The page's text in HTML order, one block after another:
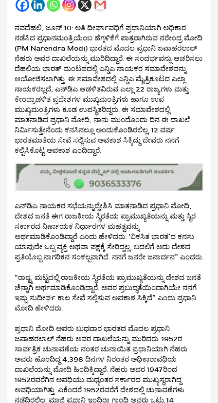
ನವದೆಹಲಿ, ಜೂನ್ 10: ಅತಿ ದೀರ್ಘಾವಧಿಗೆ ಪ್ರಧಾನಿಯಾಗಿ ಅಧಿಕಾರ
ನಡೆಸಿದ ಪ್ರಧಾನಮಂತ್ರಿಯೆಂಬ ಹೆಗ್ಗಳಿಕೆಗೆ ಪಾತ್ರರಾಗಿರುವ ನರೇಂದ್ರ ಮೋದಿ
(PM Narendra Modi) ಭಾರತದ ಮೊದಲ ಪ್ರಧಾನಿ ಜವಾಹರಲಾಲ್
ನೆಹರು ಅವರ ದಾಖಲೆಯನ್ನು ಮುರಿದಿದ್ದಾರೆ. ಈ ಸಂದರ್ಭವನ್ನು ಆಚರಿಸಲು
ದೆಹಲಿಯ ಭಾರತ್ ಮಂಟಪದಲ್ಲಿ ಎನ್ಡಿಎ ನಾಯಕರ ಸಮಾವೇಶವನ್ನು
ಆಯೋಜಿಸಲಾಗಿತ್ತು. ಈ ಸಮಾವೇಶದಲ್ಲಿ ಎನ್ಡಿಎ ಮೈತ್ರಿಕೂಟದ ಎಲ್ಲಾ
ನಾಯಕರಲ್ಲದೆ, ಎನ್‌ಡಿಎ ಆಡಳಿತವಿರುವ ಎಲ್ಲಾ 22 ರಾಜ್ಯಗಳು ಮತ್ತು
ಕೇಂದ್ರಾಡಳಿತ ಪ್ರದೇಶಗಳ ಮುಖ್ಯಮಂತ್ರಿಗಳು ಹಾಗೂ ಉಪ
ಮುಖ್ಯಮಂತ್ರಿಗಳು ಕೂಡ ಉಪಸ್ಥಿತರಿದ್ದರು. ಈ ಸಮಾವೇಶದಲ್ಲಿ
ಮಾತನಾಡಿದ ಪ್ರಧಾನಿ ಮೋದಿ, ನಾನು ಮುಂದೊಂದು ದಿನ ಈ ದಾಖಲೆ
ನಿರ್ಮಿಸುತ್ತೇನೆಂದು ಕನಸಿನಲ್ಲೂ ಅಂದುಕೊಂಡಿರಲಿಲ್ಲ. 12 ವರ್ಷ
ಭಾರತಮಾತೆಯ ಸೇವೆ ಸಲ್ಲಿಸುವ ಅವಕಾಶ ಸಿಕ್ಕಿದ್ದು ದೇವರು ನನಗೆ
ಕಲ್ಪಿಸಿಕೊಟ್ಟ ಅವಕಾಶ ಎಂದಿದ್ದಾರೆ.
ಎನ್‌ಡಿಎ ನಾಯಕರ ಸಭೆಯನ್ನುದ್ದೇಶಿಸಿ ಮಾತನಾಡಿದ ಪ್ರಧಾನಿ ಮೋದಿ,
ದೇಶದ ಜನತೆ ಈಗ ರಾಜಕೀಯ ಸ್ಥಿರತೆಯ ಪ್ರಾಮುಖ್ಯತೆಯನ್ನು ಮತ್ತು ಸ್ಥಿರ
ಸರ್ಕಾರದ ನಿರ್ಣಾಯಕ ನಿರ್ಧಾರಗಳ ಮಹತ್ವವನ್ನು
ಅರ್ಥಮಾಡಿಕೊಂಡಿದ್ದಾರೆ ಎಂದು ಹೇಳಿದರು. ‘ವಿಕಸಿತ ಭಾರತ’ದ ಕನಸು
ಯಾವುದೇ ಒಬ್ಬ ವ್ಯಕ್ತಿ ಅಥವಾ ಪಕ್ಷಕ್ಕೆ ಸೇರಿದ್ದಲ್ಲ, ಬದಲಿಗೆ ಅದು ದೇಶದ
ಪ್ರತಿಯೊಬ್ಬ ನಾಗರಿಕನ ಸಂಕಲ್ಪವಾಗಿದೆ. ನನಗೆ ಜನರೇ ಜನಾರ್ದನ” ಎಂದರು.
“ರಾಷ್ಟ್ರ ಮಟ್ಟದಲ್ಲಿ ರಾಜಕೀಯ ಸ್ಥಿರತೆಯ ಪ್ರಾಮುಖ್ಯತೆಯನ್ನು ದೇಶದ ಜನತೆ
ಚೆನ್ನಾಗಿ ಅರ್ಥಮಾಡಿಕೊಂಡಿದ್ದಾರೆ. ಅವರ ಪ್ರಬುದ್ಧತೆಯಿಂದಾಗಿಯೇ ನನಗೆ
ಇಷ್ಟು ಸುದೀರ್ಘ ಕಾಲ ಸೇವೆ ಸಲ್ಲಿಸುವ ಅವಕಾಶ ಸಿಕ್ಕಿದೆ” ಎಂದು ಪ್ರಧಾನಿ
ಮೋದಿ ಹೇಳಿದರು.
ಪ್ರಧಾನಿ ಮೋದಿ ಅವರು ಬುಧವಾರ ಭಾರತದ ಮೊದಲ ಪ್ರಧಾನಿ
ಜವಾಹರಲಾಲ್ ನೆಹರು ಅವರ ದಾಖಲೆಯನ್ನು ಮುರಿದರು. 1952ರ
ಸಾರ್ವತ್ರಿಕ ಚುನಾವಣೆಯ ನಂತರ ಚುನಾಯಿತ ಪ್ರಧಾನಿಯಾಗಿ ನೆಹರು
ಅವರು ಹೊಂದಿದ್ದ 4,398 ದಿನಗಳ ನಿರಂತರ ಅಧಿಕಾರಾವಧಿಯ
ದಾಖಲೆಯನ್ನು ಮೋದಿ ಹಿಂದಿಕ್ಕಿದ್ದಾರೆ. ನೆಹರು ಅವರ 1947ರಿಂದ
1952ರವರೆಗಿನ ಅವಧಿಯು ಮಧ್ಯಂತರ ಸರ್ಕಾರದ ಮುಖ್ಯಸ್ಥರಾಗಿದ್ದ
ಅವಧಿಯಾಗಿತ್ತು. ಏಕೆಂದರೆ 1952ರವರೆಗೆ ದೇಶದಲ್ಲಿ ಚುನಾವಣೆಗಳು
ನಡೆದಿರಲಿಲ್ಲ. ಮಾಜಿ ಪ್ರಧಾನಿ ಇಂದಿರಾ ಗಾಂಧಿ ಅವರು ಒಟ್ಟು 14